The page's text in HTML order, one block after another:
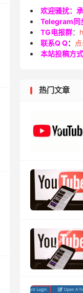
欢迎骚扰：
Telegram同
TG电报群：
联系Q Q：
本站投稿方式
热门文章